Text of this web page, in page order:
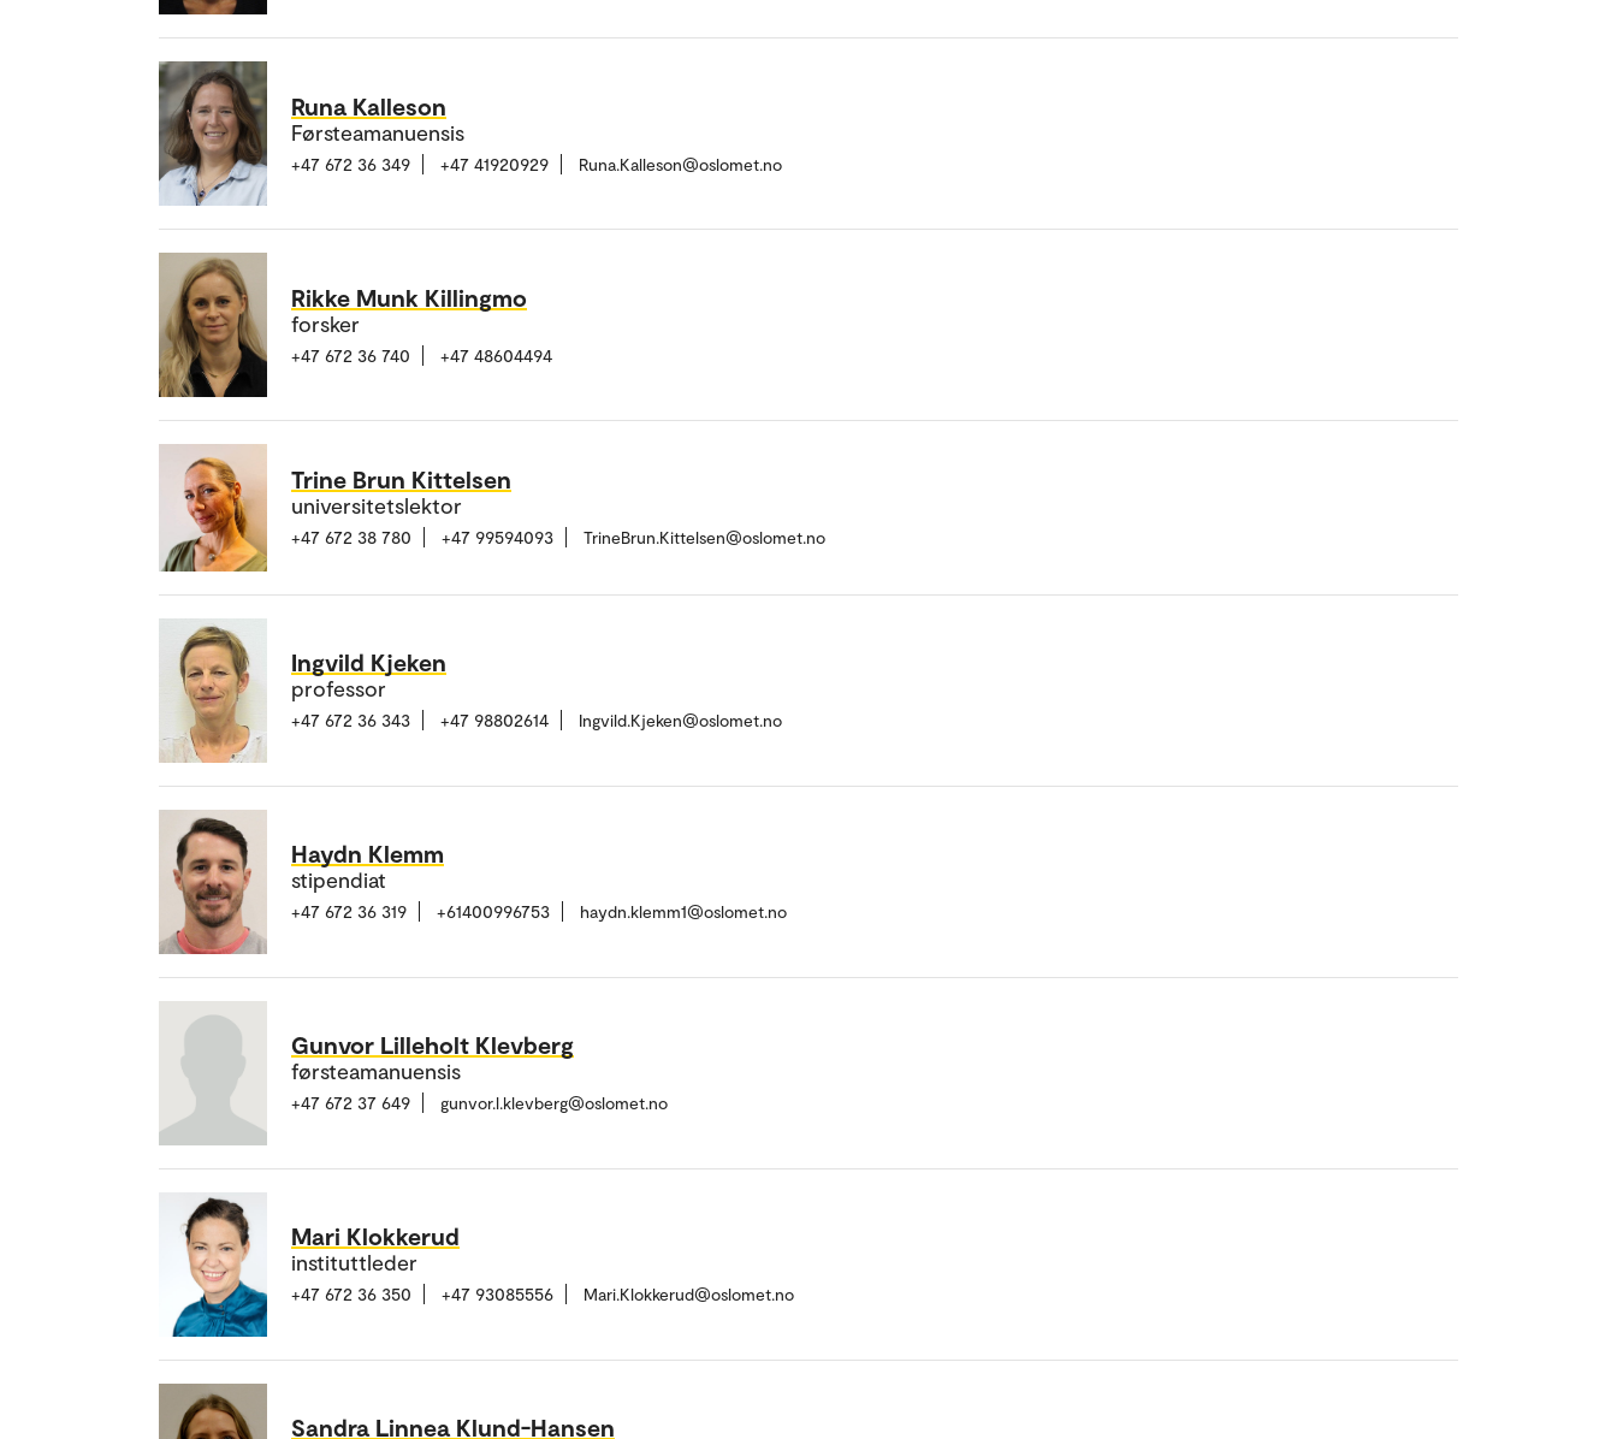
Runa Kalleson
Førsteamanuensis
+47 672 36 349 +47 41920929 Runa.Kalleson@oslomet.no
Rikke Munk Killingmo
forsker
+47 672 36 740 +47 48604494
Trine Brun Kittelsen
universitetslektor
+47 672 38 780 +47 99594093 TrineBrun.Kittelsen@oslomet.no
Ingvild Kjeken
professor
+47 672 36 343 +47 98802614 Ingvild.Kjeken@oslomet.no
Haydn Klemm
stipendiat
+47 672 36 319 +61400996753 haydn.klemm1@oslomet.no
Gunvor Lilleholt Klevberg
førsteamanuensis
+47 672 37 649 gunvor.l.klevberg@oslomet.no
Mari Klokkerud
instituttleder
+47 672 36 350 +47 93085556 Mari.Klokkerud@oslomet.no
Sandra Linnea Klund-Hansen